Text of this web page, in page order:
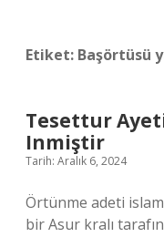
Etiket: Başörtüsü
Tesettur
Inmiştir
Tarih: Aralık 6, 2024
Örtünme adeti
bir Asur kralı